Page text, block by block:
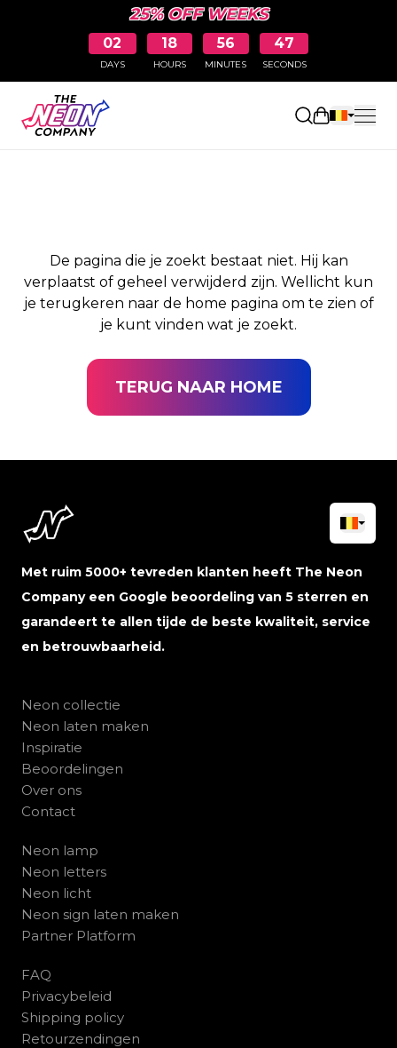
25% OFF WEEKS
02
DAYS
18
HOURS
56
MINUTES
47
SECONDS
PAGINA NIET
De pagina die je zoekt bestaat niet. Hij kan
verplaatst of geheel verwijderd zijn. Wellicht kun
je terugkeren naar de home pagina om te zien of
je kunt vinden wat je zoekt.
TERUG NAAR HOME
Met ruim 5000+ tevreden klanten heeft The Neon
Company een Google beoordeling van 5 sterren en
garandeert te allen tijde de beste kwaliteit, service
en betrouwbaarheid.
Neon collectie
Neon laten maken
Inspiratie
Beoordelingen
Over ons
Contact
Neon lamp
Neon letters
Neon licht
Neon sign laten maken
Partner Platform
FAQ
Privacybeleid
Shipping policy
Retourzendingen